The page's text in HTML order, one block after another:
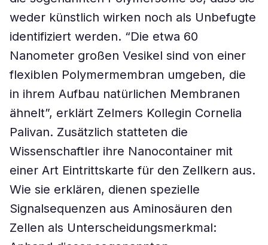
weder künstlich wirken noch als Unbefugte
identifiziert werden. “Die etwa 60
Nanometer großen Vesikel sind von einer
flexiblen Polymermembran umgeben, die
in ihrem Aufbau natürlichen Membranen
ähnelt”, erklärt Zelmers Kollegin Cornelia
Palivan. Zusätzlich statteten die
Wissenschaftler ihre Nanocontainer mit
einer Art Eintrittskarte für den Zellkern aus.
Wie sie erklären, dienen spezielle
Signalsequenzen aus Aminosäuren den
Zellen als Unterscheidungsmerkmal: